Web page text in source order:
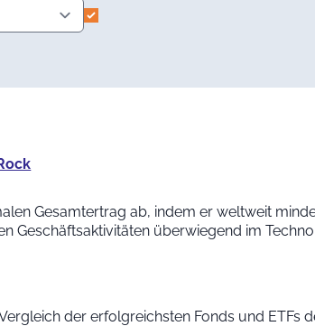
Gesamtertrag ab, indem er weltweit
Geschäftsaktivitäten überwiegend im
der erfolgreichsten Fonds und ETFs